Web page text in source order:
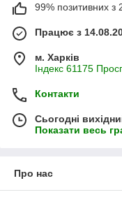
99% позитивних з
Працює з
м. Харків
Індекс 61175
Контакти
Сьогодні
Показати весь
Про нас